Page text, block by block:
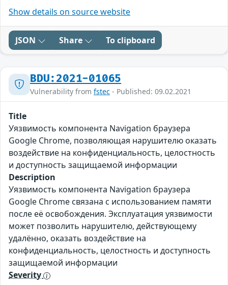
Show details on source website
JSON Share To clipboard
BDU:2021-01065
Vulnerability from fstec - Published: 09.02.2021
Title
Уязвимость компонента Navigation браузера
Google Chrome, позволяющая нарушителю оказать
воздействие на конфиденциальность, целостность
и доступность защищаемой информации
Description
Уязвимость компонента Navigation браузера
Google Chrome связана с использованием памяти
после её освобождения. Эксплуатация уязвимости
может позволить нарушителю, действующему
удалённо, оказать воздействие на
конфиденциальность, целостность и доступность
защищаемой информации
Severity